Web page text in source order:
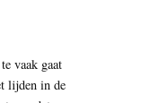
vaak gaat
lijden in de